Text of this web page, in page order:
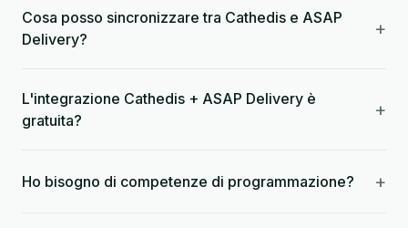
Cosa posso sincronizzare tra Cathedis e ASAP
Delivery?
+
L'integrazione Cathedis + ASAP Delivery è
gratuita?
+
Ho bisogno di competenze di programmazione? +